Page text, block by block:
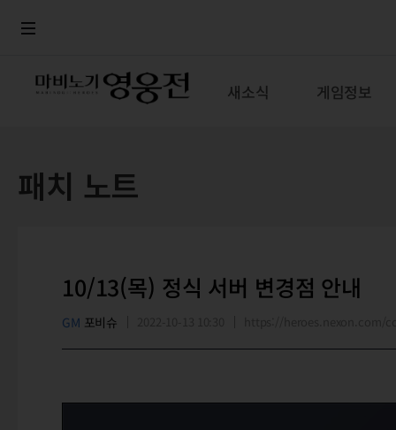
새소식 게임정보
패치 노트
10/13(목) 정식 서버 변경점 안내
GM 포비슈